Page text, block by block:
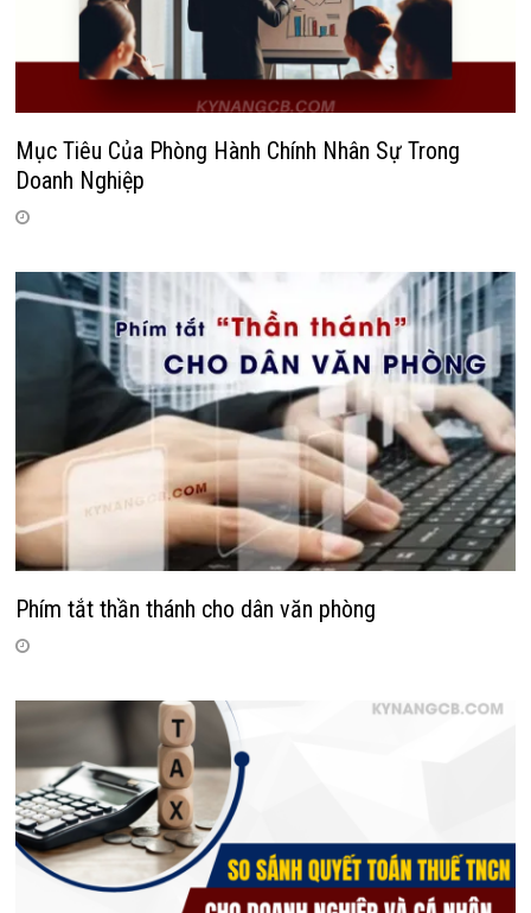
Mục Tiêu Của Phòng Hành Chính Nhân Sự Trong
Doanh Nghiệp
Phím tắt thần thánh cho dân văn phòng